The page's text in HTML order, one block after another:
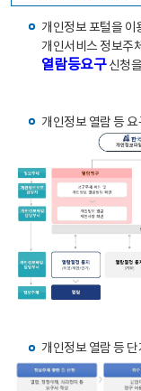
개인정보 포털을
개인서비스 정보주
열람등요구신청
개인정보 열람 등
개인정보 열람 등